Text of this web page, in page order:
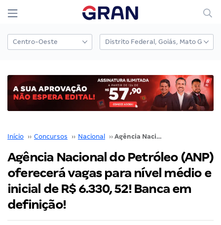
Início ›› Concursos ›› Nacional ›› Agência Nacional do Petróleo (ANP) oferecerá vagas para nível médio e inicial de R$ 6.330, 52! Banca em definição!
Agência Nacional do Petróleo (ANP)
oferecerá vagas para nível médio e
inicial de R$ 6.330, 52! Banca em
definição!